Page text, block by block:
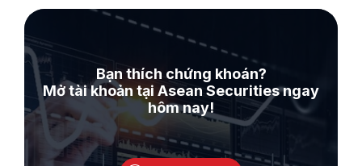
Bạn thích chứng khoán?
Mở tài khoản tại Asean Securities ngay
hôm nay!